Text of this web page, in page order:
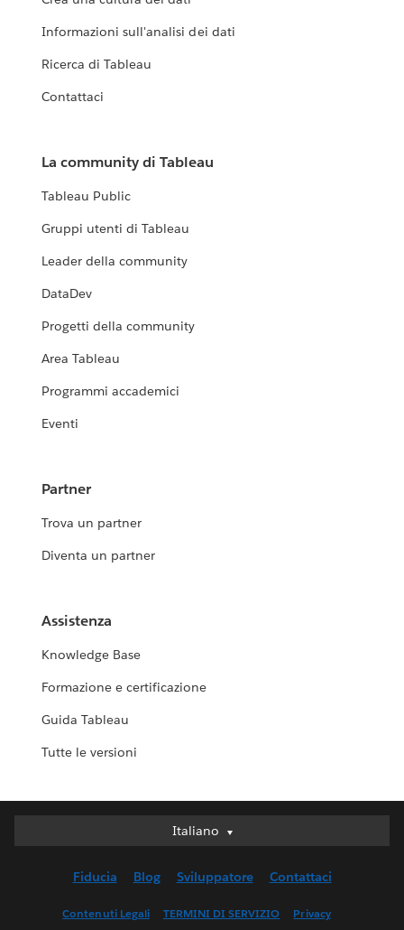
Informazioni sull'analisi dei dati
Ricerca di Tableau
Contattaci
La community di Tableau
Tableau Public
Gruppi utenti di Tableau
Leader della community
DataDev
Progetti della community
Area Tableau
Programmi accademici
Eventi
Partner
Trova un partner
Diventa un partner
Assistenza
Knowledge Base
Formazione e certificazione
Guida Tableau
Tutte le versioni
Italiano
Italiano
English (UK)
Fiducia Blog Sviluppatore Contattaci
Contenuti Legali TERMINI DI SERVIZIO Privacy